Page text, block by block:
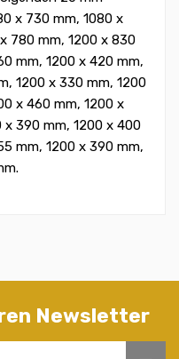
x 730 mm, 1080 x
780 mm, 1200 x 830
mm, 1200 x 420 mm,
1200 x 330 mm, 1200
x 460 mm, 1200 x
x 390 mm, 1200 x 400
mm, 1200 x 390 mm,
Newsletter